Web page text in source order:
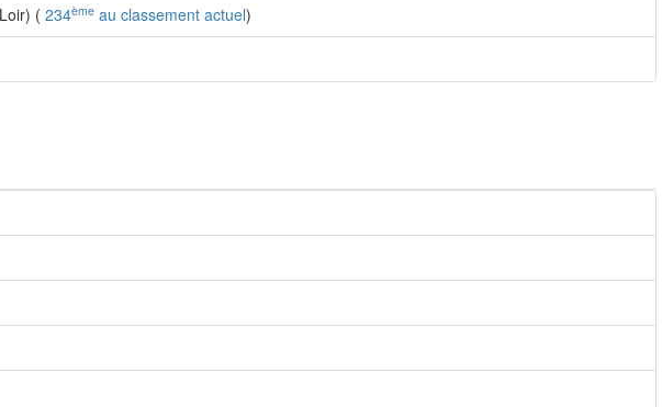
( 234ème au classement actuel)